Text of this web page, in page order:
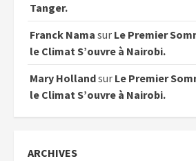
Tanger.
Franck Nama sur Le Premier
le Climat S’ouvre à Nairobi.
Mary Hollandsur Le Premier
le Climat S’ouvre à Nairobi.
ARCHIVES